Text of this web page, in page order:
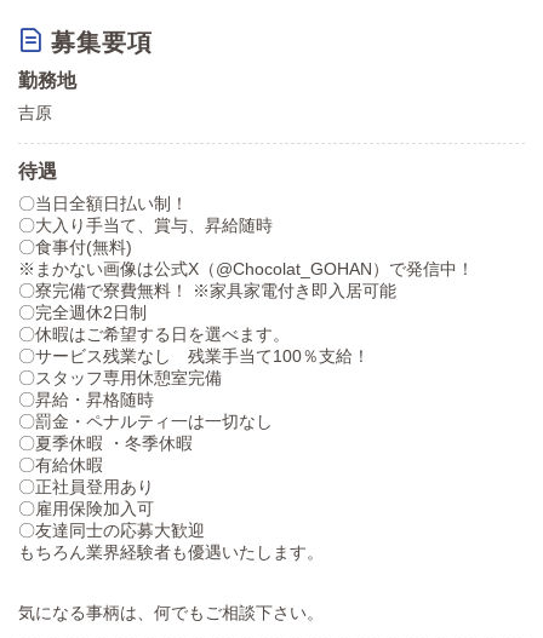
募集要項
勤務地
吉原
待遇
〇当日全額日払い制！
〇大入り手当て、賞与、昇給随時
〇食事付(無料)
※まかない画像は公式X（@Chocolat_GOHAN）で発信中！
〇寮完備で寮費無料！ ※家具家電付き即入居可能
〇完全週休2日制
〇休暇はご希望する日を選べます。
〇サービス残業なし 残業手当て100％支給！
〇スタッフ専用休憩室完備
〇昇給・昇格随時
〇罰金・ペナルティ一は一切なし
〇夏季休暇 ・冬季休暇
〇有給休暇
〇正社員登用あり
〇雇用保険加入可
〇友達同士の応募大歓迎
もちろん業界経験者も優遇いたします。
気になる事柄は、何でもご相談下さい。